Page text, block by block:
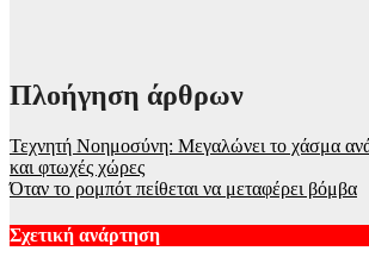
Πλοήγηση άρθρων
Τεχνητή Νοημοσύνη: Μεγαλώνει το χάσμα
και φτωχές χώρες
Όταν το ρομπότ πείθεται να μεταφέρει βόμβα
Σχετική ανάρτηση